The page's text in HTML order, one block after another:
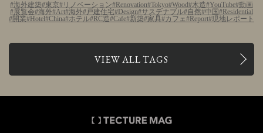
海外建築 東京 リノベーション Renovation Tokyo Wood 木造 YouTube 動画
展覧会 海外 Art 海外 戸建住宅 Design サステナブル 自然 中国
Residential
開業
Hotel China ホテル RC造 Cafe 新築 家具 カフェ Report 現地レポート
VIEW ALL TAGS